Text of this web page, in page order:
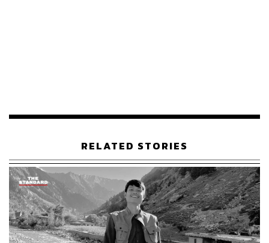
เครื่องประดับตกแต่งบ้าน หรือแม้แต่นำส่วนที่เป็นแกนในสีดำ
ชาวจีนโบราณมีความเชื่อว่ากัลปังหาเป็นสมุนไพรที่มีคุณค่า
อย่างยิ่ง แต่จนถึงปัจจุบันก็ยังไม่มีงานวิจัยหรือข้อพิสูจน์ทาง
วิทยาศาสตร์ใดๆ ที่สามารถรับรองได้เลยว่ากัลปังหามี
สรรพคุณที่ใช้ในการรักษาโรคได้จริงตามความเชื่อของชาว
จีนโบราณ
RELATED STORIES